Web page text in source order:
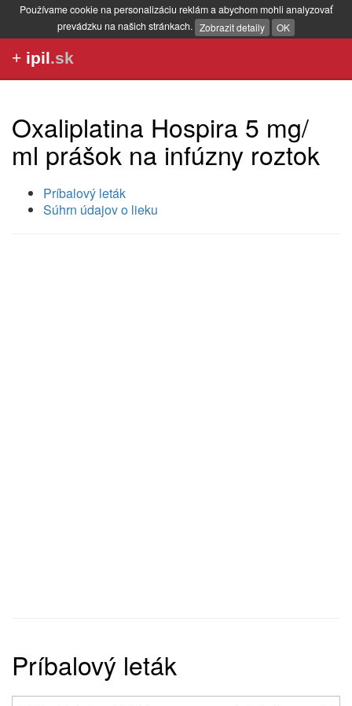
Používame cookie na personalizáciu reklám a abychom mohli analyzovať
prevádzku na našich stránkach. Zobrazit detaily OK
+ ipil.sk
Oxaliplatina Hospira 5 mg/
ml prášok na infúzny roztok
Príbalový leták
Súhrn údajov o lieku
Príbalový leták